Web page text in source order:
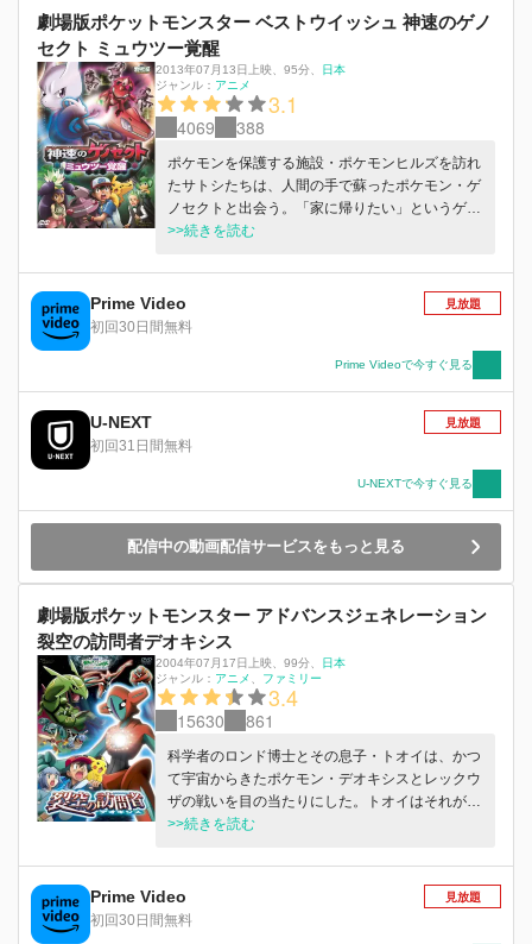
劇場版ポケットモンスター ベストウイッシュ 神速のゲノ
セクト ミュウツー覚醒
2013年07月13日上映 95分
日本
ジャンル： アニメ
3.1
4069 388
ポケモンを保護する施設・ポケモンヒルズを訪れ
たサトシたちは、人間の手で蘇ったポケモン・ゲ
ノセクトと出会う。「家に帰りたい」というゲノ
セクトに協力しようとするが、そこに突然赤いゲ
れを救ったのは…。
>>続きを読む
Prime Video
初回30日間無料
見放題
Prime Videoで今すぐ見る
U-NEXT
初回31日間無料
見放題
U-NEXTで今すぐ見る
配信中の動画配信サービスをもっと見る
劇場版ポケットモンスター アドバンスジェネレーション
裂空の訪問者デオキシス
2004年07月17日上映 99分
日本
ジャンル： アニメ ファミリー
3.4
15630 861
科学者のロンド博士とその息子・トオイは、かつ
て宇宙からきたポケモン・デオキシスとレックウ
ザの戦いを目の当たりにした。トオイはそれがト
ラウマになり、ポケモンに触れられなくなってし
デオキシスが現れる。
>>続きを読む
Prime Video
初回30日間無料
見放題